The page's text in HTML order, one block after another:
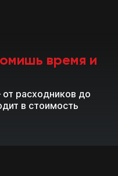
время и
расходников до
в стоимость